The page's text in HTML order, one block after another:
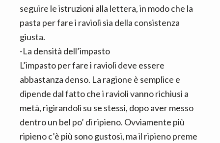
seguire le istruzioni alla lettera, in modo che la
pasta per fare i ravioli sia della consistenza
giusta.
-La densità dell’impasto
L’impasto per fare i ravioli deve essere
abbastanza denso. La ragione è semplice e
dipende dal fatto che i ravioli vanno richiusi a
metà, rigirandoli su se stessi, dopo aver messo
dentro un bel po’ di ripieno. Ovviamente più
ripieno c’è più sono gustosi, ma il ripieno preme